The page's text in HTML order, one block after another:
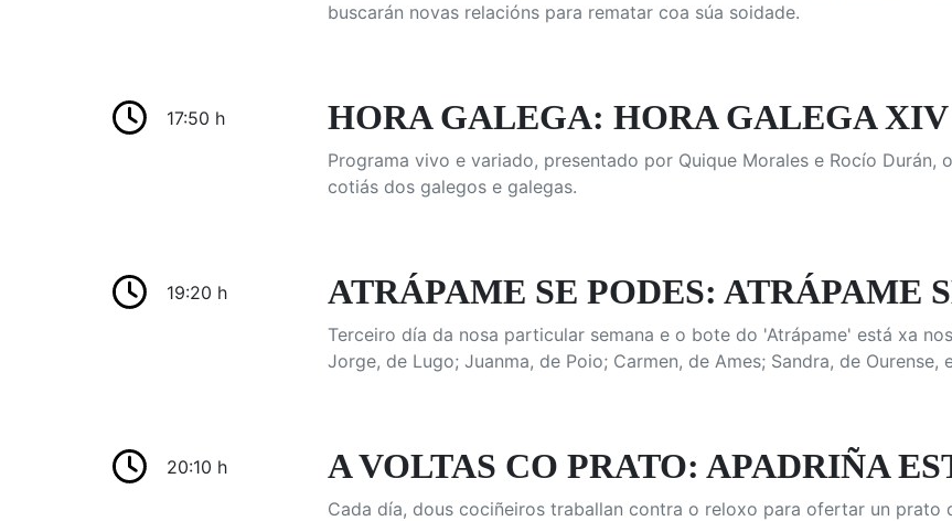
buscarán novas relacións para rematar coa súa soidade.
17:50 h HORA GALEGA: HORA GALEGA XIV
Programa vivo e variado, presentado por Quique Morales e Rocío Durán,
cotiás dos galegos e galegas.
19:20 h ATRÁPAME SE PODES: ATRÁPAME
Terceiro día da nosa particular semana e o bote do 'Atrápame' está xa
Jorge, de Lugo; Juanma, de Poio; Carmen, de Ames; Sandra, de Ourense,
20:10 h A VOLTAS CO PRATO: APADRIÑA
Cada día, dous cociñeiros traballan contra o reloxo para ofertar un